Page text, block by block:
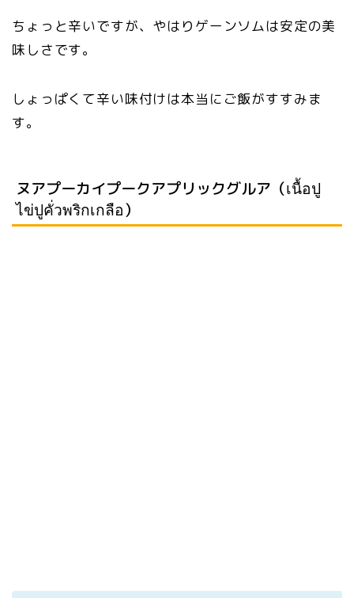
ちょっと辛いですが、やはりゲーンソムは安定の美
味しさです。
しょっぱくて辛い味付けは本当にご飯がすすみま
す。
ヌアプーカイプークアプリックグルア（เนื้อปู
ไข่ปูคั่วพริกเกลือ）